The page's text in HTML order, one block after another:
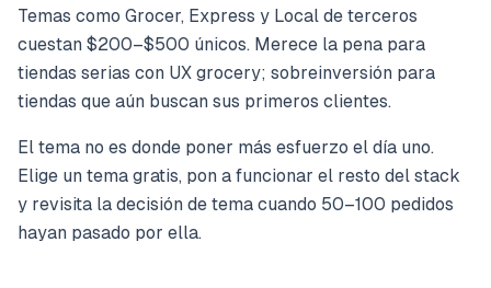
Temas como Grocer, Express y Local de terceros
cuestan $200–$500 únicos. Merece la pena para
tiendas serias con UX grocery; sobreinversión para
tiendas que aún buscan sus primeros clientes.
El tema no es donde poner más esfuerzo el día uno.
Elige un tema gratis, pon a funcionar el resto del stack
y revisita la decisión de tema cuando 50–100 pedidos
hayan pasado por ella.